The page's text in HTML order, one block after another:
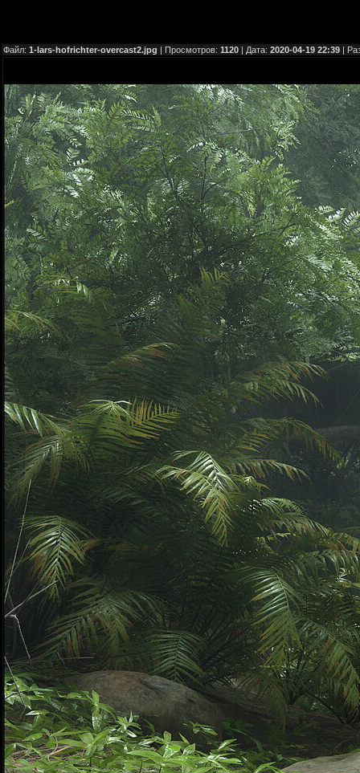
Файл: 1-lars-hofrichter-overcast2.jpg | Просмотров: 1120 | Дата: 2020-04-19 22:39 |